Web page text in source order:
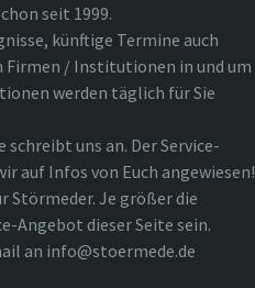
seit 1999.
künftige Termine auch
Firmen / Institutionen in und um
werden täglich für Sie
uns an. Der Service-
auf Infos von Euch angewiesen!
Störmeder. Je größer die
Angebot dieser Seite sein.
an info@stoermede.de